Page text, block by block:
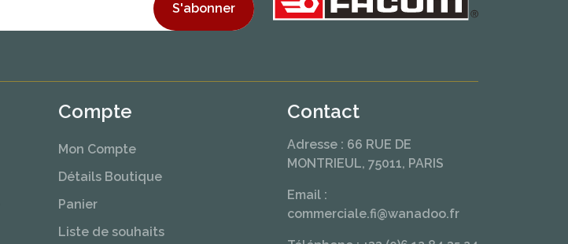
S'abonner
Compte
Mon Compte
Détails Boutique
Panier
Liste de souhaits
Contact
Adresse : 66 RUE DE
MONTRIEUL, 75011, PARIS
Email :
commerciale.fi@wanadoo.fr